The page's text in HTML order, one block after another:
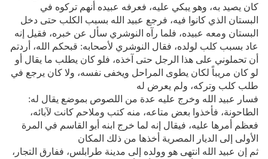
كان يصيد به، وهو يبكي عليه، فعرفه عبيده أنهم تركوه في
البستان الذي كانوا فيه، فرجع عبيد الله بسبب الكلب حتى دخل
البستان ومعه عبيده، فلما رآه النوشري سأل عن خبره، فقيل إنه
عاد بسبب كلب لولده، فقال النوشري لأصحابه: قبحكم الله، أردتم
أن تحملوني على هذا الرجل حتى آخذه، فلو كان يطلب ما يقال أو
لو كان مريباً لكان يطوى المراحل ويخفى نفسه، ولا كان يرجع في
طلب كلب وتركه، ولم يعرض له
فسار عبيد الله وخرج عليه عدة من اللصوص بموضع يقال له:
الطاحونة، فأخذوا بعض متاعه، منه كتب وملاحم كانت لآبائه،
فعظم أمرها عليه، فيقال إنه لما خرج ابنه أبو القاسم في المرة
الأولى إلى الديار المصرية أخذها من ذلك المكان
ثم إن عبيد الله انتهى هو وولده إلى مدينة طرابلس، ففارق التجار،